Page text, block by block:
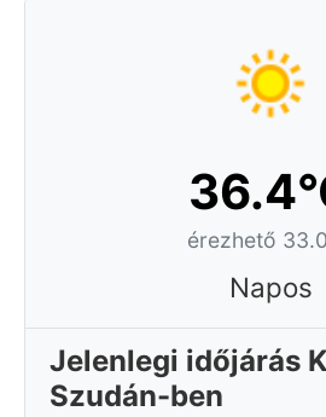
érezhető
Napos
Jelenlegi időjárás
Szudán-ben